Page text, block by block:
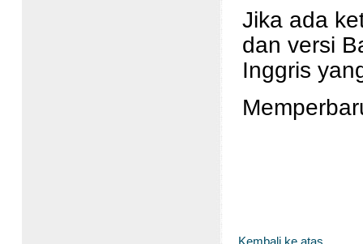
Jika ada
dan versi
Inggris